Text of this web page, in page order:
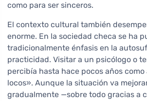
como para ser sinceros.
El contexto cultural también
enorme. En la sociedad checa se ha
tradicionalmente énfasis en la
practicidad. Visitar a un psicólogo o
percibía hasta hace pocos años como
locos». Aunque la situación va
gradualmente —sobre todo gracias a